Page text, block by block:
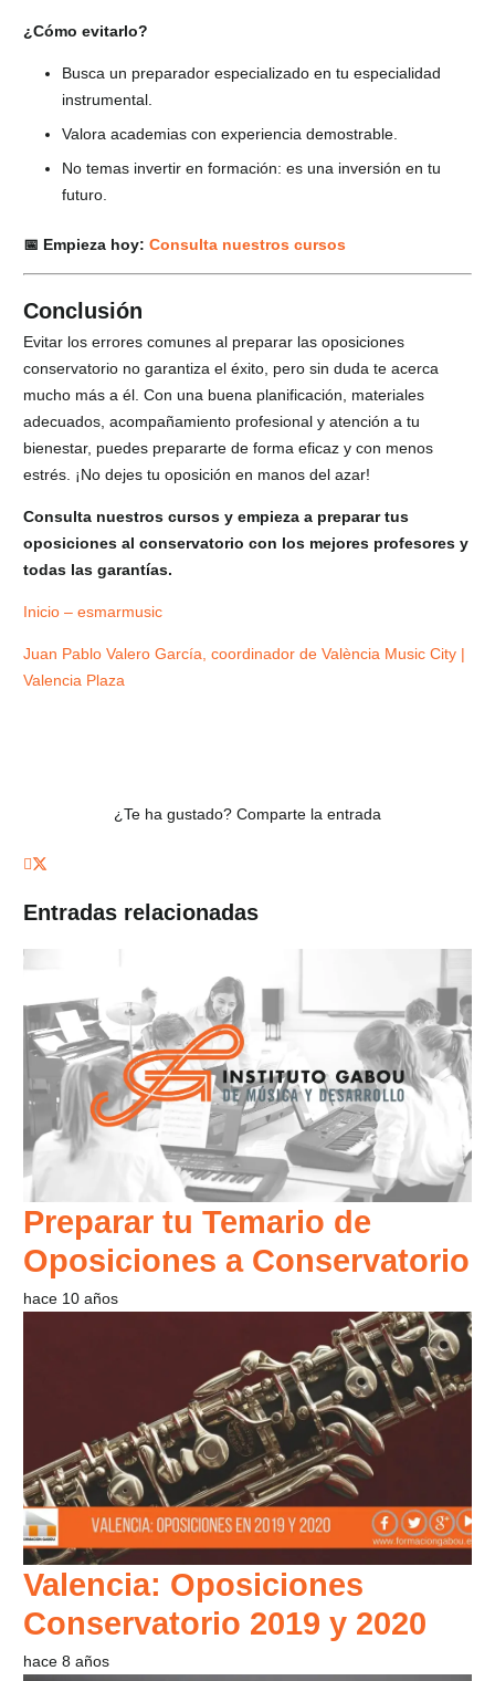
¿Cómo evitarlo?
Busca un preparador especializado en tu especialidad
instrumental.
Valora academias con experiencia demostrable.
No temas invertir en formación: es una inversión en tu
futuro.
📅 Empieza hoy: Consulta nuestros cursos
Conclusión
Evitar los errores comunes al preparar las oposiciones
conservatorio no garantiza el éxito, pero sin duda te acerca
mucho más a él. Con una buena planificación, materiales
adecuados, acompañamiento profesional y atención a tu
bienestar, puedes prepararte de forma eficaz y con menos
estrés. ¡No dejes tu oposición en manos del azar!
Consulta nuestros cursos y empieza a preparar tus
oposiciones al conservatorio con los mejores profesores y
todas las garantías.
Inicio – esmarmusic
Juan Pablo Valero García, coordinador de València Music City |
Valencia Plaza
¿Te ha gustado? Comparte la entrada
Entradas relacionadas
Preparar tu Temario de
Oposiciones a Conservatorio
hace 10 años
Valencia: Oposiciones
Conservatorio 2019 y 2020
hace 8 años